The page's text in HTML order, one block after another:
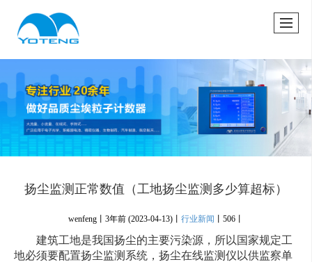
很遗憾，因您的浏览器版本过低导致无法获得最佳浏览体验，推荐下载安装谷歌浏览器！
扬尘监测正常数值（工地扬尘监测多少算超标）
wenfeng丨3年前 (2023-04-13) 丨行业新闻 丨506丨
建筑工地是我国扬尘的主要污染源，所以国家规定工
地必须要配置扬尘监测系统，扬尘在线监测仪以供监察单